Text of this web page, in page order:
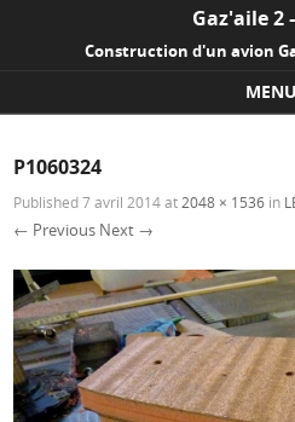
Gaz'aile 2
Construction d'un avion
MENU
P1060324
Published7 avril 2014at 2048 × 1536 in
← Previous Next →